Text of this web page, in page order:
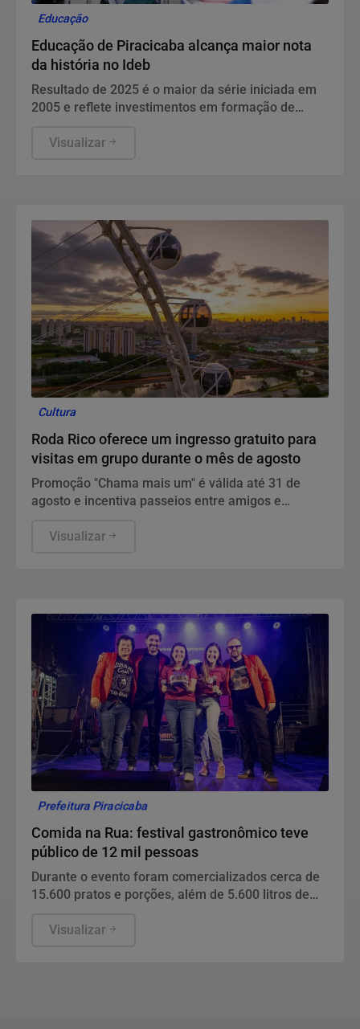
Educação
Educação de Piracicaba alcança maior nota
da história no Ideb
Resultado de 2025 é o maior da série iniciada em
2005 e reflete investimentos em formação de
fortalecimento da gestão pedagógica
Visualizar
Cultura
Roda Rico oferece um ingresso gratuito para
visitas em grupo durante o mês de agosto
Promoção "Chama mais um" é válida até 31 de
agosto e incentiva passeios entre amigos e
Visualizar
Prefeitura Piracicaba
Comida na Rua: festival gastronômico teve
público de 12 mil pessoas
Durante o evento foram comercializados cerca de
15.600 pratos e porções, além de 5.600 litros de
Visualizar